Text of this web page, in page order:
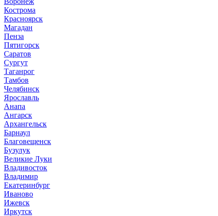
Кострома
Красноярск
Магадан
Пенза
Пятигорск
Саратов
Сургут
Таганрог
Тамбов
Челябинск
Ярославль
Анапа
Ангарск
Архангельск
Барнаул
Благовещенск
Бузулук
Великие Луки
Владивосток
Владимир
Екатеринбург
Иваново
Ижевск
Иркутск